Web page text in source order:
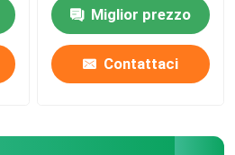
Miglior prezzo
Contattaci